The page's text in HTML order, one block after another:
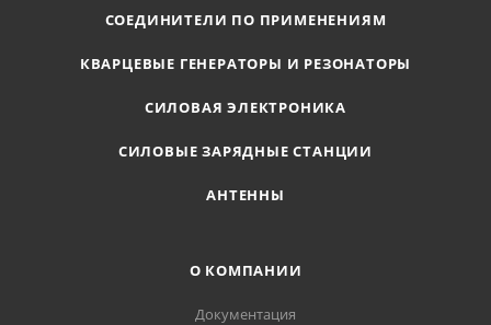
СОЕДИНИТЕЛИ ПО ПРИМЕНЕНИЯМ
КВАРЦЕВЫЕ ГЕНЕРАТОРЫ И РЕЗОНАТОРЫ
СИЛОВАЯ ЭЛЕКТРОНИКА
СИЛОВЫЕ ЗАРЯДНЫЕ СТАНЦИИ
АНТЕННЫ
О КОМПАНИИ
Документация